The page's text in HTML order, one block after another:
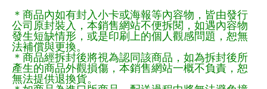
＊商品內如有封入小卡或海報等內容物，皆由發行
公司原封裝入，本銷售網站不便拆閱，如遇內容物
發生短缺情形，或是印刷上的個人觀感問題，恕無
法補償與更換。
＊商品經拆封後將視為認同該商品，如為拆封後所
產生的商品外觀損傷，本銷售網站一概不負責，恕
無法提供退換貨。